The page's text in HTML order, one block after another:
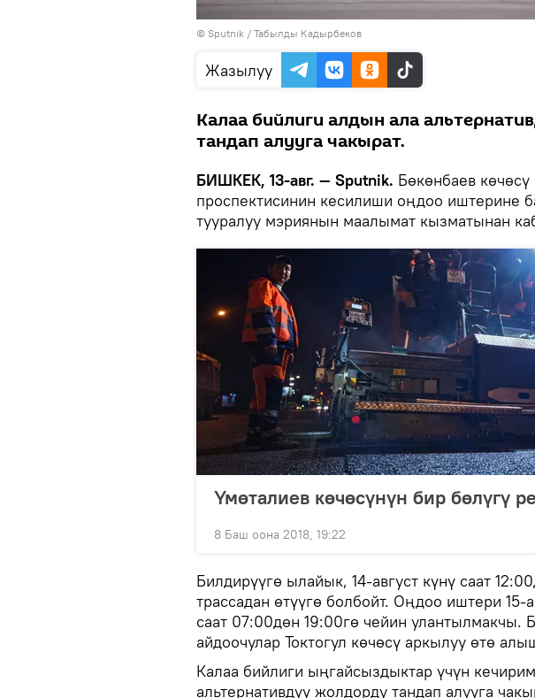
© Sputnik / Табылды Кадырбеков
Жазылуу
Калаа бийлиги алдын ала
тандап алууга чакырат.
БИШКЕК, 13-авг. — Sputnik. Бөкөнбаев
проспектисинин кесилиши оңдоо иштерине
тууралуу мэриянын маалымат кызматынан
Үмөталиев көчөсүнүн бир бөлүгү
8 Баш оона 2018, 19:22
Билдирүүгө ылайык, 14-август күнү саат
трассадан өтүүгө болбойт. Оңдоо иштери 15-
саат 07:00дөн 19:00гө чейин улантылмакчы.
айдоочулар Токтогул көчөсү аркылуу өтө
Калаа бийлиги ыңгайсыздыктар үчүн
альтернативдүү жолдорду тандап алууга